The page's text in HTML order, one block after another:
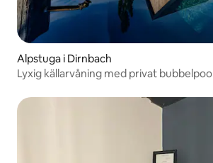
Alpstuga i Dirnbach
Lyxig källarvåning med privat bubbelpool